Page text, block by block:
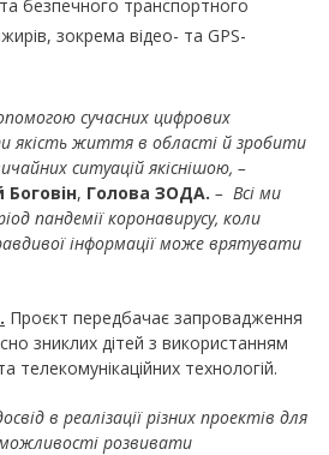
та безпечного транспортного
зокрема відео- та GPS-
сучасних цифрових
якість життя в області й зробити
ситуацій якіснішою, –
Боговін, Голова ЗОДА. – Всі ми
пандемії коронавирусу, коли
інформації може врятувати
Проєкт передбачає запровадження
зниклих дітей з використанням
телекомунікаційних технологій.
в реалізації різних проектів для
розвивати